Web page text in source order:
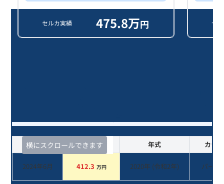
セルカ実績 475.8万円 セ
横にスクロールできます
査定時期 セルカ実績 年式 カラー
2024年6月 412.3 万円 2020年 (令和2年) パール